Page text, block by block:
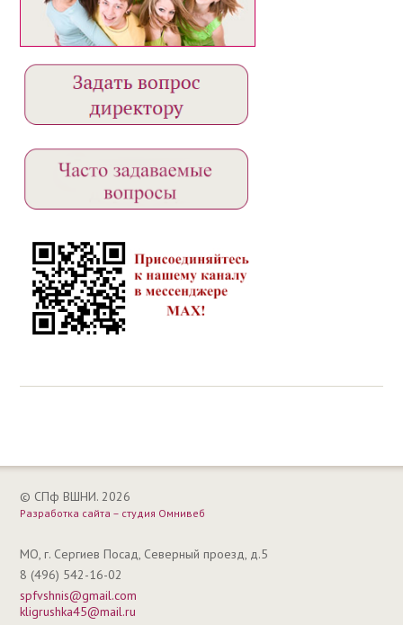
© СПф ВШНИ. 2026
Разработка сайта – студия Омнивеб
МО, г. Сергиев Посад, Северный проезд, д.5
8 (496) 542-16-02
spfvshnis@gmail.com
kligrushka45@mail.ru